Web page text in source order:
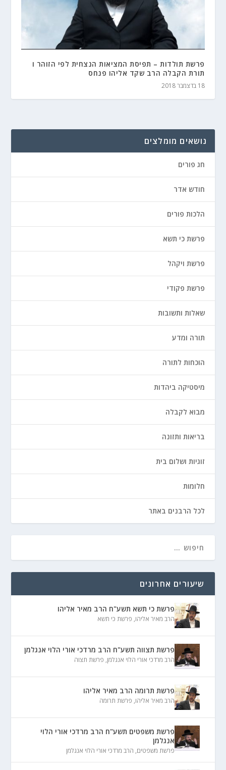
פרשת תולדות – תפיסת המציאות הנצחית לפי הזוהר ו
תורת הקבלה הרב שקד אליהו פנחס
18 בדצמבר 2018
נושאים מומלצים
חג פורים
חודש אדר
הלכות פורים
פרשת כי תשא
פרשת ויקהל
פרשת פקודי
שאלות ותשובות
תורה ומדע
הוכחות לתורה
מיסטיקה ביהדות
מבוא לקבלה
בריאות ותזונה
זוגיות ושלום בית
חלומות
לכל הרבנים באתר
שיעורים אחרונים
פרשת כי תשא תשע"ח הרב מאיר אליהו
הרב מאיר אליהו, פרשת כי תשא
פרשת תצווה תשע"ח הרב מרדכי אורי הלוי אנגלמן
הרב מרדכי אורי הלוי אנגלמן, פרשת תצוה
פרשת תרומה הרב מאיר אליהו
הרב מאיר אליהו, פרשת תרומה
פרשת משפטים תשע"ח הרב מרדכי אורי הלוי
אנגלמן
פרשת משפטים, הרב מרדכי אורי הלוי אנגלמן